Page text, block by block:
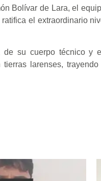
Bolívar de Lara, el
el extraordinario
su cuerpo técnico y
larenses,